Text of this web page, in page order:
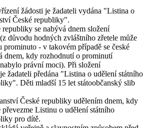
žádosti je žadateli vydána "Listina o
České republiky".
republiky se nabývá dnem složení
důvodu hodných zvláštního zřetele může
prominuto - v takovém případě se české
dnem, kdy rozhodnutí o prominutí
právní moci). Při složení
žadateli předána "Listina o udělení státního
Děti mladší 15 let státoobčanský slib
České republiky udělením dnem, kdy
převezme Listinu o udělení státního
pro dítě.